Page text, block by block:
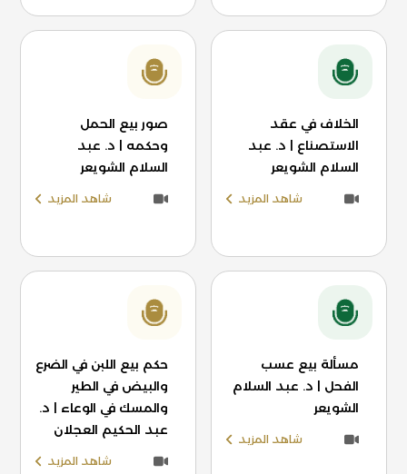
الخلاف في عقد
الاستصناع | د. عبد
السلام الشويعر
شاهد المزيد
صور بيع الحمل
وحكمه | د. عبد
السلام الشويعر
شاهد المزيد
مسألة بيع عسب
الفحل | د. عبد السلام
الشويعر
شاهد المزيد
حكم بيع اللبن في الضرع
والبيض في الطير
والمسك في الوعاء | د.
عبد الحكيم العجلان
شاهد المزيد